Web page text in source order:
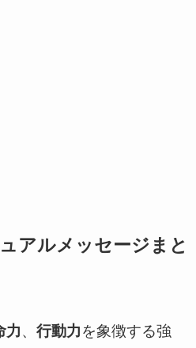
アルメッセージまと
力、 行動力を象徴する強